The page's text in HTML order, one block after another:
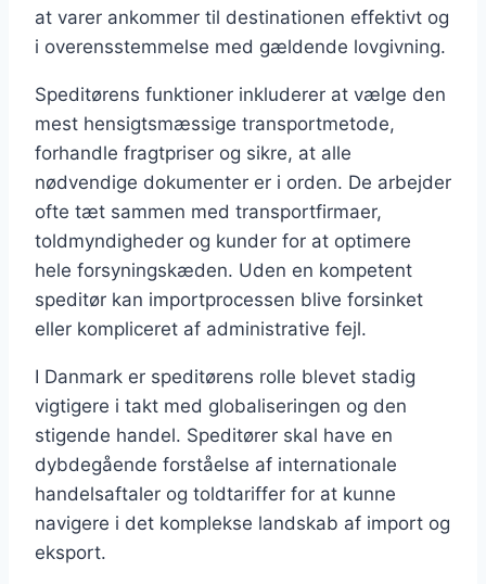
at varer ankommer til destinationen effektivt og
i overensstemmelse med gældende lovgivning.
Speditørens funktioner inkluderer at vælge den
mest hensigtsmæssige transportmetode,
forhandle fragtpriser og sikre, at alle
nødvendige dokumenter er i orden. De arbejder
ofte tæt sammen med transportfirmaer,
toldmyndigheder og kunder for at optimere
hele forsyningskæden. Uden en kompetent
speditør kan importprocessen blive forsinket
eller kompliceret af administrative fejl.
I Danmark er speditørens rolle blevet stadig
vigtigere i takt med globaliseringen og den
stigende handel. Speditører skal have en
dybdegående forståelse af internationale
handelsaftaler og toldtariffer for at kunne
navigere i det komplekse landskab af import og
eksport.